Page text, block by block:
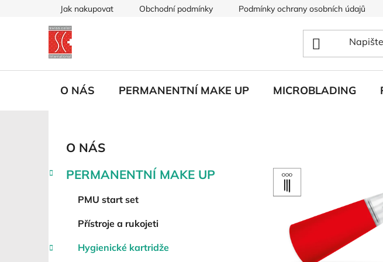
Jak nakupovat Obchodní podmínky Podmínky ochrany osobních údajů
O NÁS PERMANENTNÍ MAKE UP MICROBLADING
s
n
kategorie
e
e
O NÁS
PERMANENTNÍ MAKE UP
PMU start set
Přístroje a rukojeti
Hygienické kartridže